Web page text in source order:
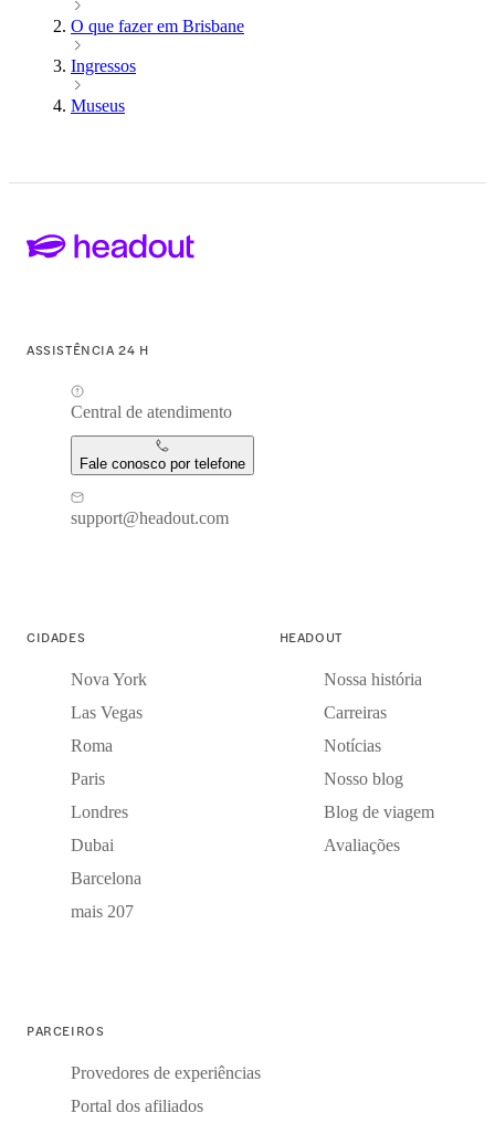
O que fazer em Brisbane
Ingressos
Museus
ASSISTÊNCIA 24 H
Central de atendimento
Fale conosco por telefone
support@headout.com
CIDADES
Nova York
Las Vegas
Roma
Paris
Londres
Dubai
Barcelona
mais 207
HEADOUT
Nossa história
Carreiras
Notícias
Nosso blog
Blog de viagem
Avaliações
PARCEIROS
Provedores de experiências
Portal dos afiliados